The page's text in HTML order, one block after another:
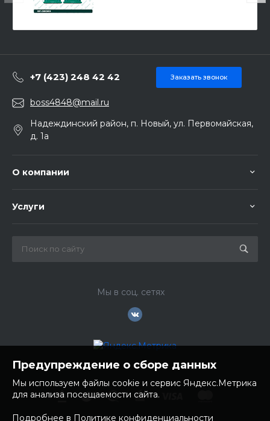
+7 (423) 248 42 42 Заказать звонок
boss4848@mail.ru
Надеждинский район, п. Новый, ул. Первомайская,
д. 1а
О компании
Услуги
Мы в соц. сетях
Предупреждение о сборе данных
Мы используем файлы cookie и сервис Яндекс.Метрика
для анализа посещаемости сайта.
Подробнее в Политике конфиденциальности